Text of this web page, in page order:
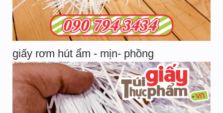
giấy rơm hút ẩm - mịn- phồng